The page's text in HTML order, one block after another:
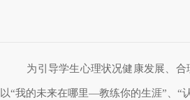
为引导学生心理状况健康发展、
以“我的未来在哪里—教练你的生涯”、“